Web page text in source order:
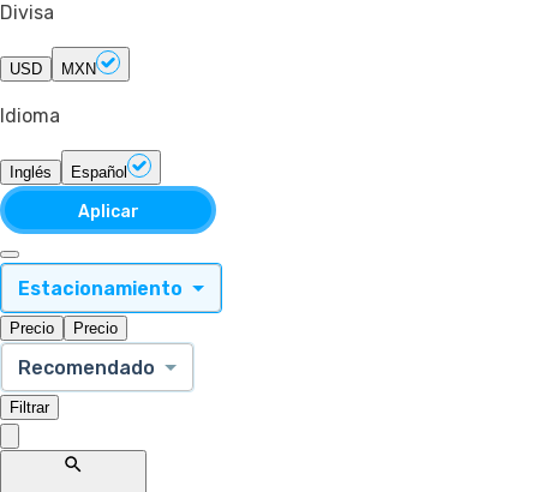
Divisa
USD MXN
Idioma
Inglés Español
Aplicar
Estacionamiento
Precio Precio
Recomendado
Filtrar